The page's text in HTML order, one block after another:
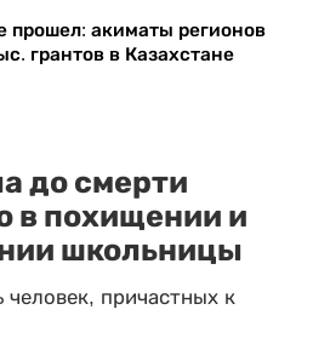
прошел: акиматы регионов
грантов в Казахстане
до смерти
в похищении и
школьницы
человек, причастных к